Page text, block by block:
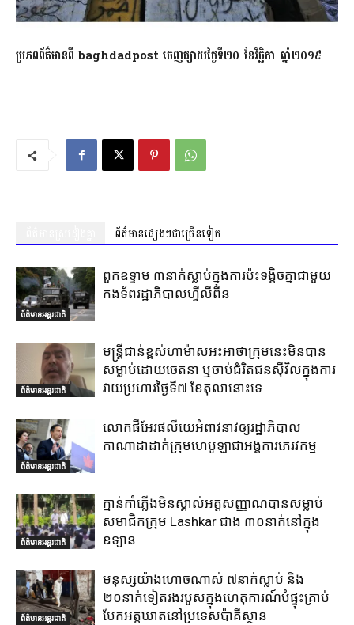
ប្រភពព័ត៌មានពី baghdadpost ចេញផ្សាយថ្ងៃទី២០ ខែវិច្ឆិកា ឆ្នាំ២០១៩
ព័ត៌មានផ្សេងៗជាច្រើនទៀត
ព័ត៌មានអន្តរជាតិ
ពួកឧទ្ទាម ៣នាក់ស្លាប់ក្នុងការប៉ះទង្គិចគ្នាជាមួយ
កងទ័ពរដ្ឋាភិបាលហ្វីលីពីន
ព័ត៌មានអន្តរជាតិ
មន្ត្រីជាន់ខ្ពស់ហាម៉ាសអះអាថាក្រុមនេះមិនបាន
សម្លាប់ដោយចេតនា ឬចាប់ជំរិតជនស៊ីវិលក្នុងការ
វាយប្រហារថ្ងៃទី៧ ខែតុលានោះទេ
ព័ត៌មានអន្តរជាតិ
លោកផីអែរផលីយេអំពាវនាវឲ្យរដ្ឋាភិបាល
កាណាដាដាក់ក្រុមហេបូឡាជាអង្គការភេរវកម្ម
ព័ត៌មានអន្តរជាតិ
ក្មាន់កាំភ្លើងមិនស្គាល់អត្តសញ្ញាណបានសម្លាប់
សមាជិកក្រុម Lashkar ជាង ៣០នាក់នៅក្នុង
ឧទ្យាន
ព័ត៌មានអន្តរជាតិ
មនុស្សយ៉ាងហោចណាស់ ៧នាក់ស្លាប់ និង
២០នាក់ទៀតរងរបួសក្នុងហេតុការណ៍បំផ្ទុះគ្រាប់
បែកអត្តឃាតនៅប្រទេសប៉ាគីស្ថាន